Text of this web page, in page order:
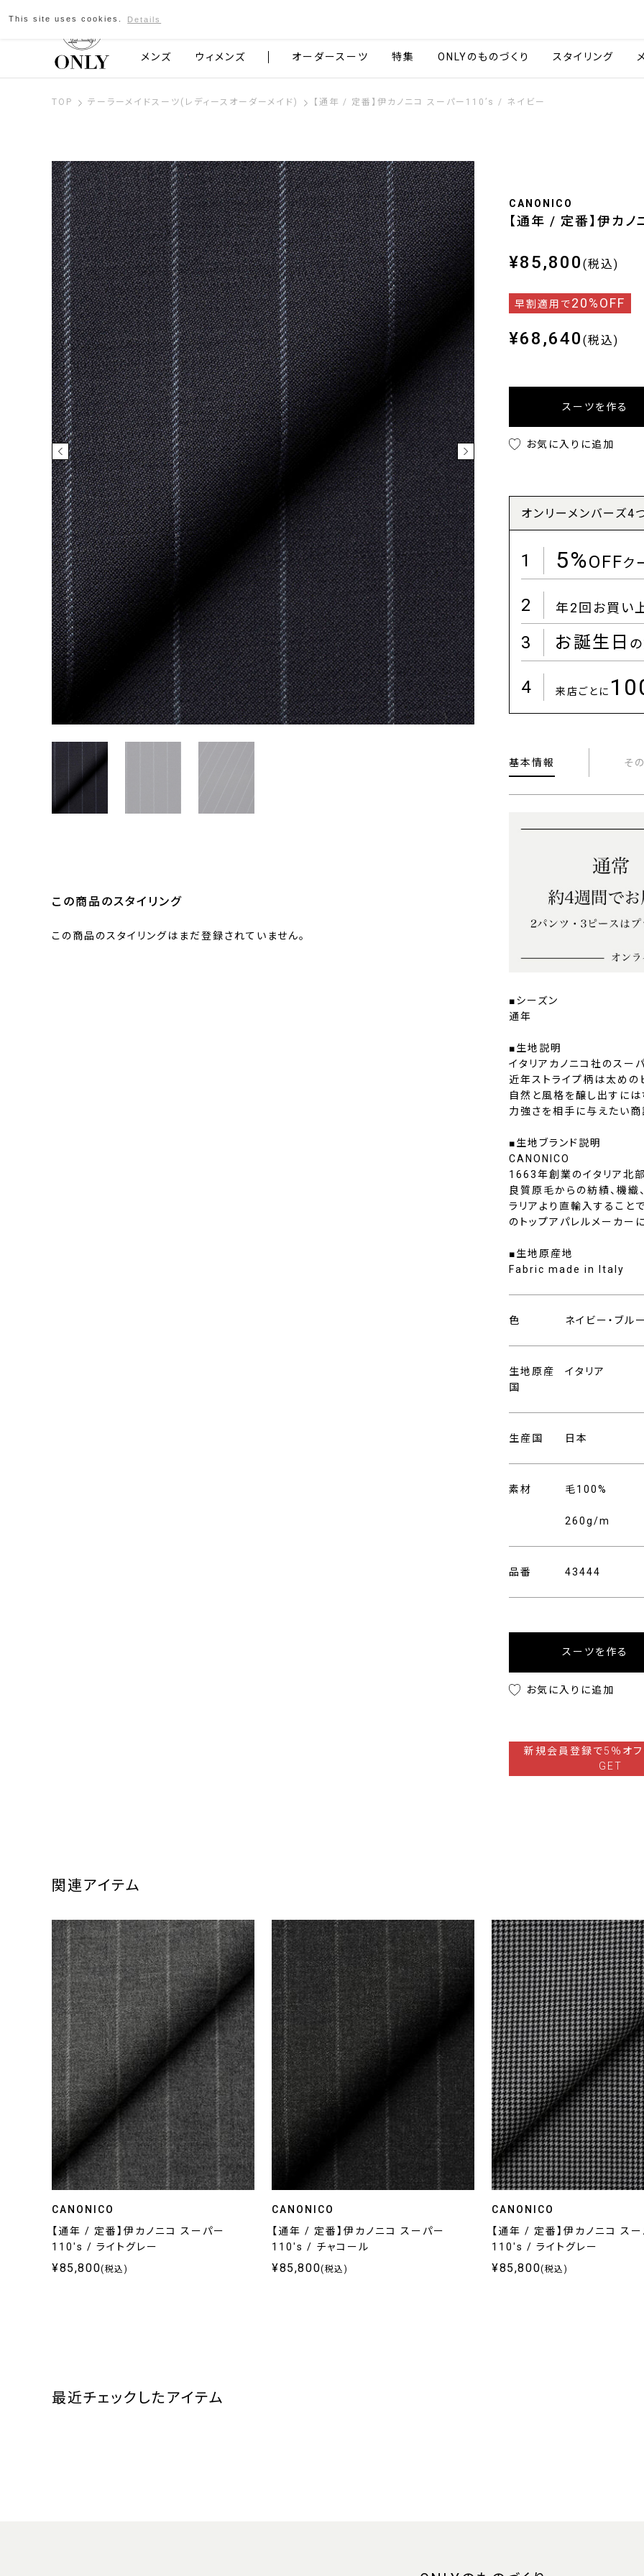
京都発のスーツブランド ONLY
メンズ ウィメンズ オーダースーツ 特集 ONLYのものづくり スタイリング
TOP テーラーメイドスーツ(レディースオーダーメイド) 【通年 / 定番】伊カノニコ スーパー110’s / ネイビー
CANONICO
【通年 / 定番】伊カ
¥85,800 (税込)
早割適用で20%OFF
¥68,640 (税込)
スーツを作る
お気に入りに追加
オンリーメンバーズ4
1 5%OFFク
2 年2回お買い
3 お誕生日
4 来店ごとに
基本情報 そ
■シーズン
通年
■生地説明
イタリアカノニコ社のスー
近年ストライプ柄は太めの
自然と風格を醸し出すには
力強さを相手に与えたい商
■生地ブランド説明
CANONICO
1663年創業のイタリア北
良質原毛からの紡績、機織
ラリアより直輸入すること
のトップアパレルメーカー
■生地原産地
Fabric made in Italy
色 ネイビー・ブル
生地原産
国
イタリア
生産国 日本
素材 毛100%
260g/m
品番 43444
スーツを作る
お気に入りに追加
新規会員登録で5％オフ
GET
この商品のスタイリング
この商品のスタイリングはまだ登録されていません。
関連アイテム
CANONICO
【通年 / 定番】伊カノニコ スーパー
110's / ライトグレー
¥85,800(税込)
CANONICO
【通年 / 定番】伊カノニコ スーパー
110's / チャコール
¥85,800(税込)
CANONICO
【通年 / 定番】伊カノニコ スー
110's / ライトグレー
¥85,800(税込)
最近チェックしたアイテム
This site uses cookies. Details